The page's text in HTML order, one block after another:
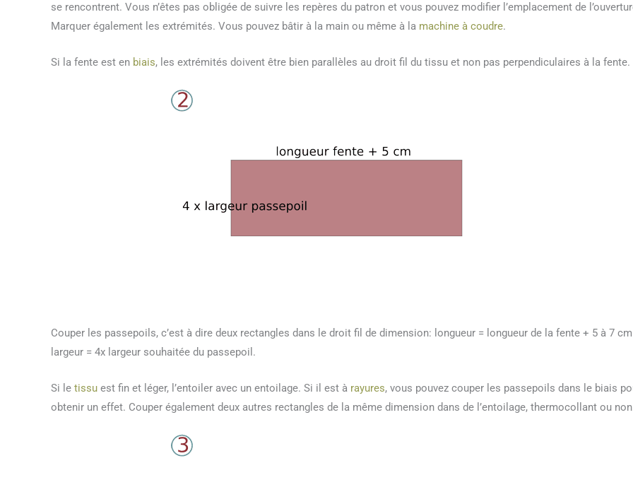
se rencontrent. Vous n’êtes pas obligée de suivre les repères du patron et vous pouvez modifier l’emplacement de
Marquer également les extrémités. Vous pouvez bâtir à la main ou même à la machine à coudre.
Si la fente est en biais, les extrémités doivent être bien parallèles au droit fil du tissu et non pas perpendiculaires à la fente.
Couper les passepoils, c’est à dire deux rectangles dans le droit fil de dimension: longueur = longueur de la fente + 5 à 7 cm
largeur = 4x largeur souhaitée du passepoil.
Si le tissu est fin et léger, l’entoiler avec un entoilage. Si il est à rayures, vous pouvez couper les passepoils dans le biais
obtenir un effet. Couper également deux autres rectangles de la même dimension dans de l’entoilage, thermocollant ou